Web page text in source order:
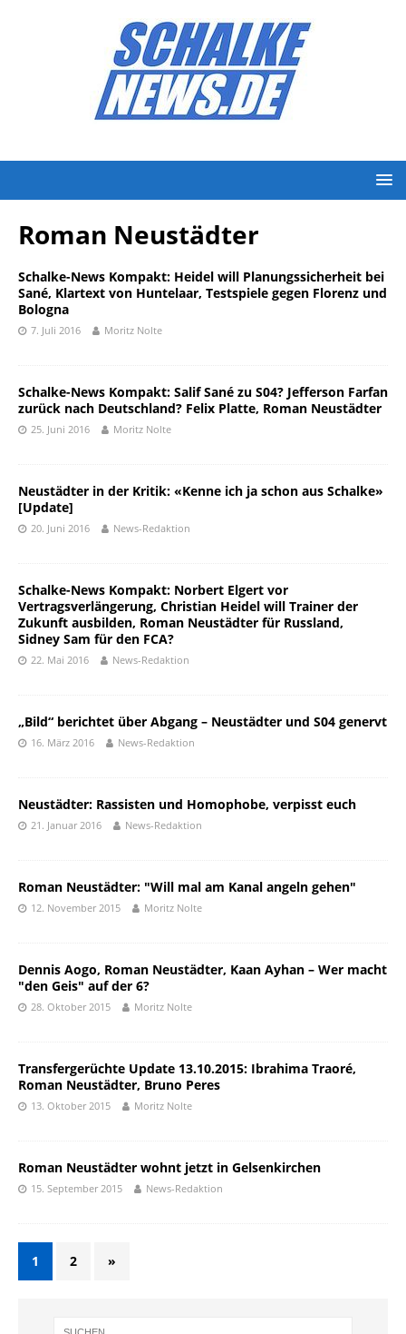
Roman Neustädter
Schalke-News Kompakt: Heidel will Planungssicherheit bei
Sané, Klartext von Huntelaar, Testspiele gegen Florenz und
Bologna
7. Juli 2016 Moritz Nolte
Schalke-News Kompakt: Salif Sané zu S04? Jefferson Farfan
zurück nach Deutschland? Felix Platte, Roman Neustädter
25. Juni 2016 Moritz Nolte
Neustädter in der Kritik: «Kenne ich ja schon aus Schalke»
[Update]
20. Juni 2016 News-Redaktion
Schalke-News Kompakt: Norbert Elgert vor
Vertragsverlängerung, Christian Heidel will Trainer der
Zukunft ausbilden, Roman Neustädter für Russland,
Sidney Sam für den FCA?
22. Mai 2016 News-Redaktion
„Bild“ berichtet über Abgang – Neustädter und S04 genervt
16. März 2016 News-Redaktion
Neustädter: Rassisten und Homophobe, verpisst euch
21. Januar 2016 News-Redaktion
Roman Neustädter: "Will mal am Kanal angeln gehen"
12. November 2015 Moritz Nolte
Dennis Aogo, Roman Neustädter, Kaan Ayhan – Wer macht
"den Geis" auf der 6?
28. Oktober 2015 Moritz Nolte
Transfergerüchte Update 13.10.2015: Ibrahima Traoré,
Roman Neustädter, Bruno Peres
13. Oktober 2015 Moritz Nolte
Roman Neustädter wohnt jetzt in Gelsenkirchen
15. September 2015 News-Redaktion
1 2 »